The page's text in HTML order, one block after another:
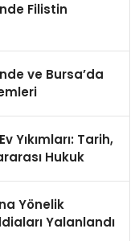
Filistin
ve Bursa’da
Yıkımları: Tarih,
Hukuk
Yönelik
Yalanlandı